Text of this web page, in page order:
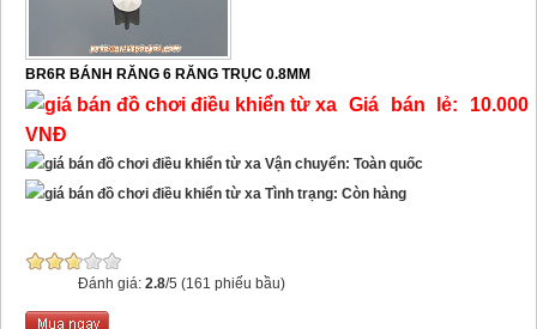
BR6R BÁNH RĂNG 6 RĂNG TRỤC 0.8MM
Giá bán lẻ: 10.000
VNĐ
Vận chuyển: Toàn quốc
Tình trạng: Còn hàng
Đánh giá: 2.8/5 (161 phiếu bầu)